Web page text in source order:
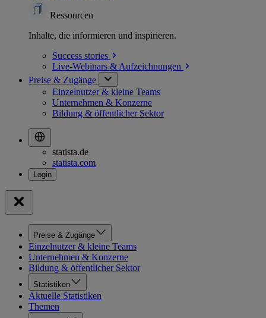
Ressourcen
Inhalte, die informieren und inspirieren.
Success stories
Live-Webinars & Aufzeichnungen
Preise & Zugänge
Einzelnutzer & kleine Teams
Unternehmen & Konzerne
Bildung & öffentlicher Sektor
statista.de
statista.com
Preise & Zugänge
Einzelnutzer & kleine Teams
Unternehmen & Konzerne
Bildung & öffentlicher Sektor
Statistiken
Aktuelle Statistiken
Themen